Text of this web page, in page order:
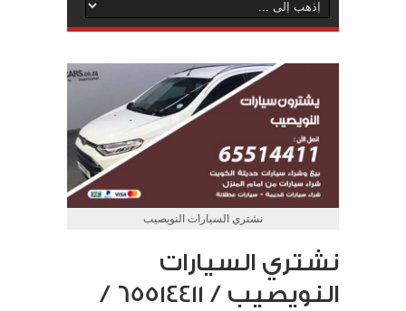
نشتري السيارات النويصيب
نشتري السيارات
النويصيب / 65514411 /